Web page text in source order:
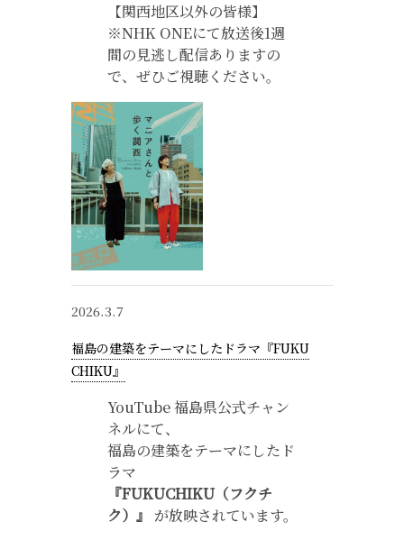
【関西地区以外の皆様】
※NHK ONEにて放送後1週
間の見逃し配信ありますの
で、ぜひご視聴ください。
2026.3.7
福島の建築をテーマにしたドラマ『FUKU
CHIKU』
YouTube 福島県公式チャン
ネルにて、
福島の建築をテーマにしたド
ラマ
『FUKUCHIKU（フクチ
ク）』 が放映されています。